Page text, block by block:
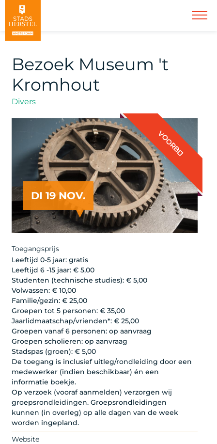
Bezoek Museum 't
Kromhout
Divers
DI 19 NOV.
VOORBIJ
Toegangsprijs
Leeftijd 0-5 jaar: gratis
Leeftijd 6 -15 jaar: € 5,00
Studenten (technische studies): € 5,00
Volwassen: € 10,00
Familie/gezin: € 25,00
Groepen tot 5 personen: € 35,00
Jaarlidmaatschap/vrienden*: € 25,00
Groepen vanaf 6 personen: op aanvraag
Groepen scholieren: op aanvraag
Stadspas (groen): € 5,00
De toegang is inclusief uitleg/rondleiding door een
medewerker (indien beschikbaar) én een
informatie boekje.
Op verzoek (vooraf aanmelden) verzorgen wij
groepsrondleidingen. Groepsrondleidingen
kunnen (in overleg) op alle dagen van de week
worden ingepland.
Website